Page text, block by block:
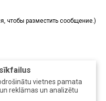
vietnes pamata
reklāmas un analizētu
чтобы разместить сообщение.)